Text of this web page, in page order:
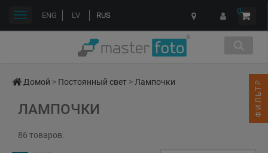
ENG LV RUS 0
Переключить
Домой > Постоянный свет >Лампочки
ЛАМПОЧКИ
86 товаров.
ФИЛЬТР